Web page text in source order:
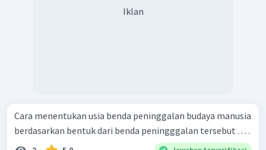
Iklan
Cara menentukan usia benda peninggalan budaya manusia
berdasarkan bentuk dari benda peningggalan tersebut . . . .